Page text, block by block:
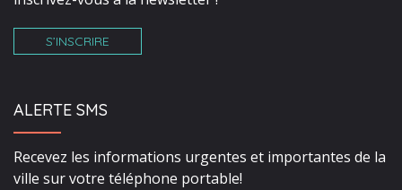
S’INSCRIRE
ALERTE SMS
Recevez les informations urgentes et importantes de la
ville sur votre téléphone portable!